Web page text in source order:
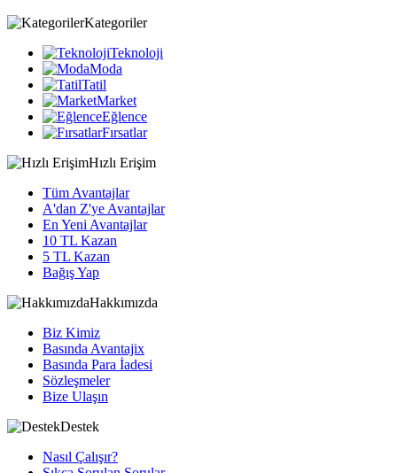
Kategoriler
Teknoloji
Moda
Tatil
Market
Eğlence
Fırsatlar
Hızlı Erişim
Tüm Avantajlar
A'dan Z'ye Avantajlar
En Yeni Avantajlar
10 TL Kazan
5 TL Kazan
Bağış Yap
Hakkımızda
Biz Kimiz
Basında Avantajix
Basında Para İadesi
Sözleşmeler
Bize Ulaşın
Destek
Nasıl Çalışır?